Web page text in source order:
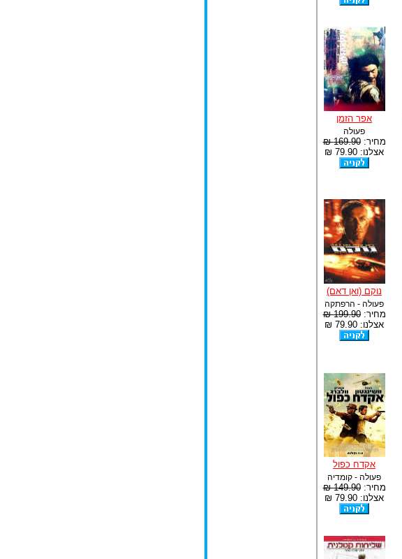
אפר הזמן
פעולה
מחיר:169.90 ₪
אצלנו: 79.90 ₪
נוקם (ואן דאם)
פעולה - הרפתקה
מחיר:199.90 ₪
אצלנו: 79.90 ₪
אקדח כפול
פעולה - קומדיה
מחיר:149.90 ₪
אצלנו: 79.90 ₪